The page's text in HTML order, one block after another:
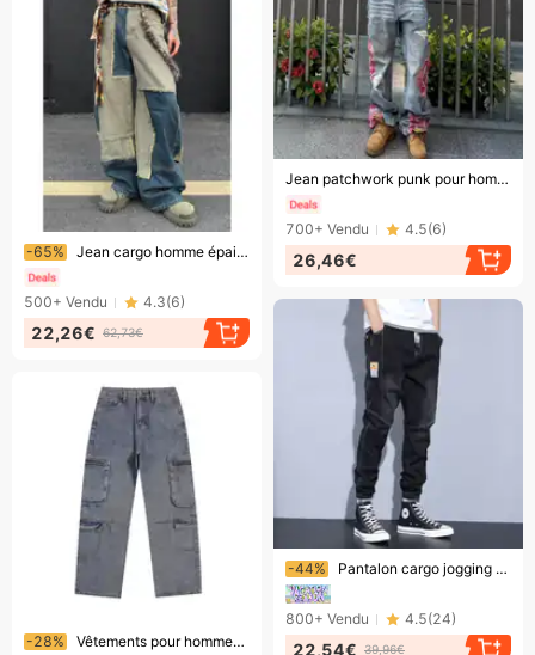
Bientôt la fin ! Jean patchwork punk pour homme – Pantalon en denim vieilli avec une touche rebelle, pantalon large d'inspiration vintage
700+ Vendu 4.5(6)
26,46€
Bientôt la fin !
-65% Jean cargo homme épais, coupe droite, style américain, patchwork, marque tendance automne
500+ Vendu 4.3(6)
22,26€ 62,73€
Bientôt la fin !
-44% Pantalon cargo jogging grande taille pour homme - Coupe ample, style harem court, pantalon décontracté pour le printemps et l'automne
800+ Vendu 4.5(24)
22,54€ 39,96€
Bientôt la fin !
-28%
Vêtements pour hommes Pantalons en denim cargo High Street